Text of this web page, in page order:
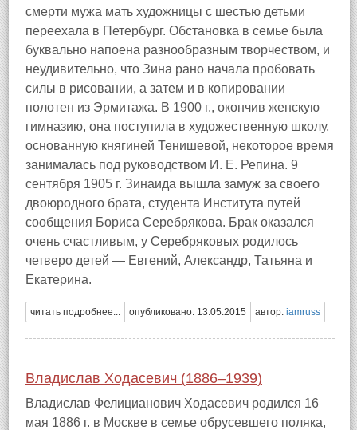
смерти мужа мать художницы с шестью детьми
переехала в Петербург. Обстановка в семье была
буквально напоена разнообразным творчеством, и
неудивительно, что Зина рано начала пробовать
силы в рисовании, а затем и в копировании
полотен из Эрмитажа. В 1900 г., окончив женскую
гимназию, она поступила в художественную школу,
основанную княгиней Тенишевой, некоторое время
занималась под руководством И. Е. Репина. 9
сентября 1905 г. Зинаида вышла замуж за своего
двоюродного брата, студента Института путей
сообщения Бориса Серебрякова. Брак оказался
очень счастливым, у Серебряковых родилось
четверо детей — Евгений, Александр, Татьяна и
Екатерина.
читать подробнее... опубликовано: 13.05.2015 автор: iamruss
Владислав Ходасевич (1886–1939)
Владислав Фелицианович Ходасевич родился 16
мая 1886 г. в Москве в семье обрусевшего поляка,